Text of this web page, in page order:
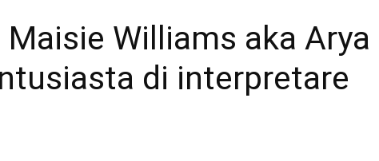
Williams aka Arya
di interpretare